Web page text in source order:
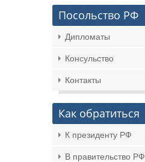
Посольство РФ
Дипломаты
Консульство
Контакты
Как обратиться
К президенту РФ
В правительство РФ